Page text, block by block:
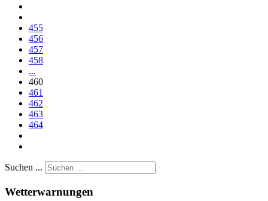
455
456
457
458
...
460
461
462
463
464
Suchen ...
Wetterwarnungen